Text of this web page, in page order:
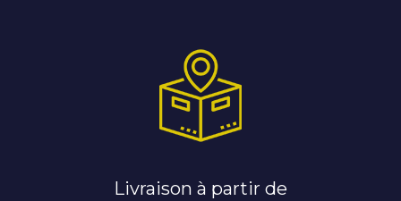
Livraison à partir de